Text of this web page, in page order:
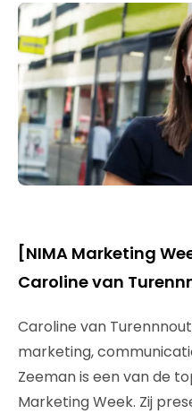
[NIMA Marketing
Caroline van
Caroline van
marketing,
Zeeman is een van de
Marketing Week. Zij